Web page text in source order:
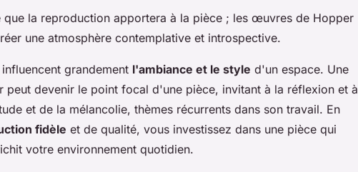
que la reproduction apportera à la pièce ; les œuvres de Hopper
une atmosphère contemplative et introspective.
grandement l'ambiance et le style d'un espace. Une
peut devenir le point focal d'une pièce, invitant à la réflexion et à
et de la mélancolie, thèmes récurrents dans son travail. En
fidèle et de qualité, vous investissez dans une pièce qui
votre environnement quotidien.